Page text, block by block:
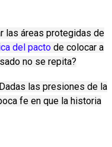
las áreas protegidas de
del pacto de colocar a
no se repita?
Dadas las presiones de la
fe en que la historia